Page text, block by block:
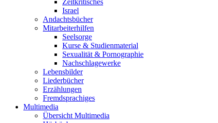
Zeitkritisches
Israel
Andachtsbücher
Mitarbeiterhilfen
Seelsorge
Kurse & Studienmaterial
Sexualität & Pornographie
Nachschlagewerke
Lebensbilder
Liederbücher
Erzählungen
Fremdsprachiges
Multimedia
Übersicht Multimedia